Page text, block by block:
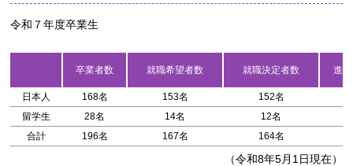
令和７年度卒業生
卒業者数 就職希望者数 就職決定者数 進
日本人 168名 153名 152名
留学生
28名 14名 12名
合計
196名 167名 164名
（令和8年5月1日現在）